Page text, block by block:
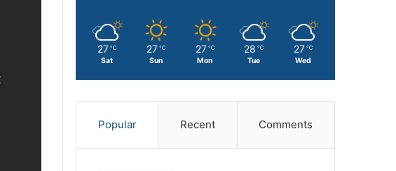
27 ℃
Sat
27 ℃
Sun
27 ℃
Mon
28 ℃
Tue
27 ℃
Wed
Popular Recent Comments